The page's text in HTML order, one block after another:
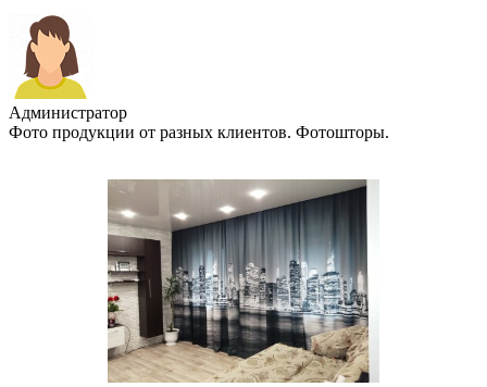
Администратор
Фото продукции от разных клиентов. Фотошторы.